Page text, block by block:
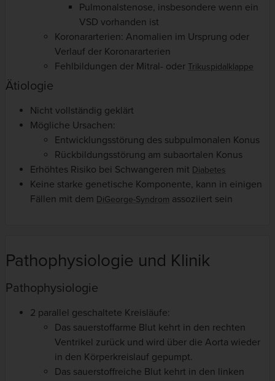
Pulmonalstenose, insbesondere wenn ein
VSD vorhanden ist
Koronararterien: Anomalien im Ursprung oder
Verlauf der Koronararterien
Fehlbildungen der Mitral- oder Trikuspidalklappe
Ätiologie
Nicht vollständig geklärt
Mögliche Ursachen:
Entwicklungsstörung des subpulmonalen Konus
Rückbildungsstörung am subaortalen Konus
Erhöhtes Risiko bei Schwangeren mit Diabetes
Keine starke genetische Komponente, kann in einigen
Fällen mit dem DiGeorge-Syndrom assoziiert sein
Pathophysiologie und Klinik
Pathophysiologie
2 parallel geschaltete Kreisläufe:
Das sauerstoffarme Blut kehrt in den rechten
Ventrikel zurück und wird über die Aorta wieder
in den Körperkreislauf gepumpt.
Das sauerstoffreiche Blut kehrt in den linken